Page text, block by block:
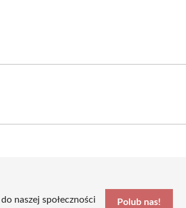
naszej społeczności
Polub nas!